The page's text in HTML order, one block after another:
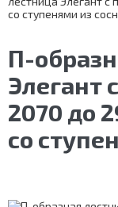
со ступенями из
П-
Элегант
2070 до
со